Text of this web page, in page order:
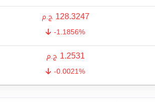
128.3247 ج.م
-1.1856%
1.2531 ج.م
-0.0021%